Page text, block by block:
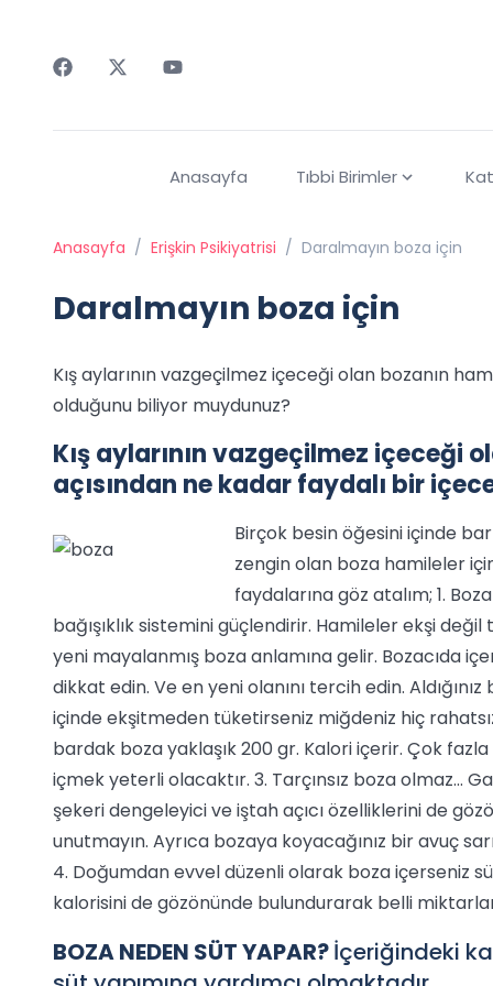
Anasayfa Tıbbi Birimler
Anasayfa / Erişkin Psikiyatrisi / Daralmayın boza için
Daralmayın boza için
Kış aylarının vazgeçilmez içeceği olan bozanın
olduğunu biliyor muydunuz?
Kış aylarının vazgeçilmez içeceği
açısından ne kadar faydalı bir
Birçok besin öğesini içinde
zengin olan boza hamileler
faydalarına göz atalım; 1.
bağışıklık sistemini güçlendirir. Hamileler ekşi
yeni mayalanmış boza anlamına gelir. Bozacıda
dikkat edin. Ve en yeni olanını tercih edin.
içinde ekşitmeden tüketirseniz miğdeniz hiç
bardak boza yaklaşık 200 gr. Kalori içerir. Çok
içmek yeterli olacaktır. 3. Tarçınsız boza olmaz...
şekeri dengeleyici ve iştah açıcı özelliklerini de
unutmayın. Ayrıca bozaya koyacağınız bir avuç
4. Doğumdan evvel düzenli olarak boza içerseniz
kalorisini de gözönünde bulundurarak belli
BOZA NEDEN SÜT YAPAR?İçeriğindeki